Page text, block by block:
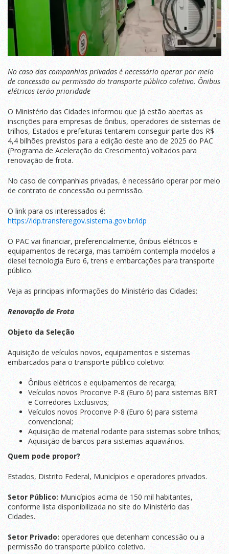
No caso das companhias privadas é necessário operar por meio
de concessão ou permissão do transporte público coletivo. Ônibus
elétricos terão prioridade
O Ministério das Cidades informou que já estão abertas as
inscrições para empresas de ônibus, operadores de sistemas de
trilhos, Estados e prefeituras tentarem conseguir parte dos R$
4,4 bilhões previstos para a edição deste ano de 2025 do PAC
(Programa de Aceleração do Crescimento) voltados para
renovação de frota.
No caso de companhias privadas, é necessário operar por meio
de contrato de concessão ou permissão.
O link para os interessados é:
https://idp.transferegov.sistema.gov.br/idp
O PAC vai financiar, preferencialmente, ônibus elétricos e
equipamentos de recarga, mas também contempla modelos a
diesel tecnologia Euro 6, trens e embarcações para transporte
público.
Veja as principais informações do Ministério das Cidades:
Renovação de Frota
Objeto da Seleção
Aquisição de veículos novos, equipamentos e sistemas
embarcados para o transporte público coletivo:
Ônibus elétricos e equipamentos de recarga;
Veículos novos Proconve P-8 (Euro 6) para sistemas BRT
e Corredores Exclusivos;
Veículos novos Proconve P-8 (Euro 6) para sistema
convencional;
Aquisição de material rodante para sistemas sobre trilhos;
Aquisição de barcos para sistemas aquaviários.
Quem pode propor?
Estados, Distrito Federal, Municípios e operadores privados.
Setor Público:Municípios acima de 150 mil habitantes,
conforme lista disponibilizada no site do Ministério das
Cidades.
Setor Privado: operadores que detenham concessão ou a
permissão do transporte público coletivo.